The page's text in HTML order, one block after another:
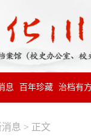
息 百年珍藏 治档有
息 > 正文